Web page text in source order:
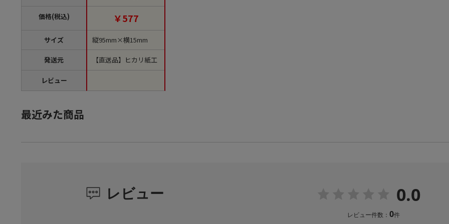
価格(税込)
サイズ
発送元
レビュー
文単位1袋）【直送
￥577
縦95mm×横15mm
【直送品】ヒカリ紙工
最近みた商品
レビュー 0.0
レビュー件数： 0件